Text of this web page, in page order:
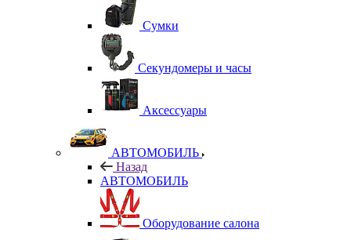
Сумки
Секундомеры и часы
Аксессуары
АВТОМОБИЛЬ
Назад
АВТОМОБИЛЬ
Оборудование салона